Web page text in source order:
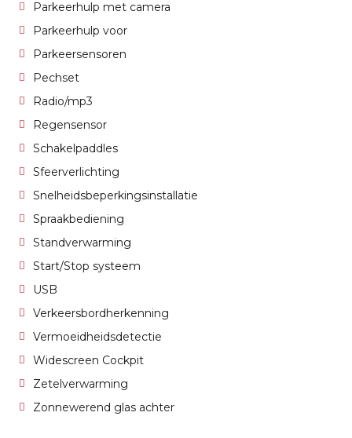
Parkeerhulp met camera
Parkeerhulp voor
Parkeersensoren
Pechset
Radio/mp3
Regensensor
Schakelpaddles
Sfeerverlichting
Snelheidsbeperkingsinstallatie
Spraakbediening
Standverwarming
Start/Stop systeem
USB
Verkeersbordherkenning
Vermoeidheidsdetectie
Widescreen Cockpit
Zetelverwarming
Zonnewerend glas achter